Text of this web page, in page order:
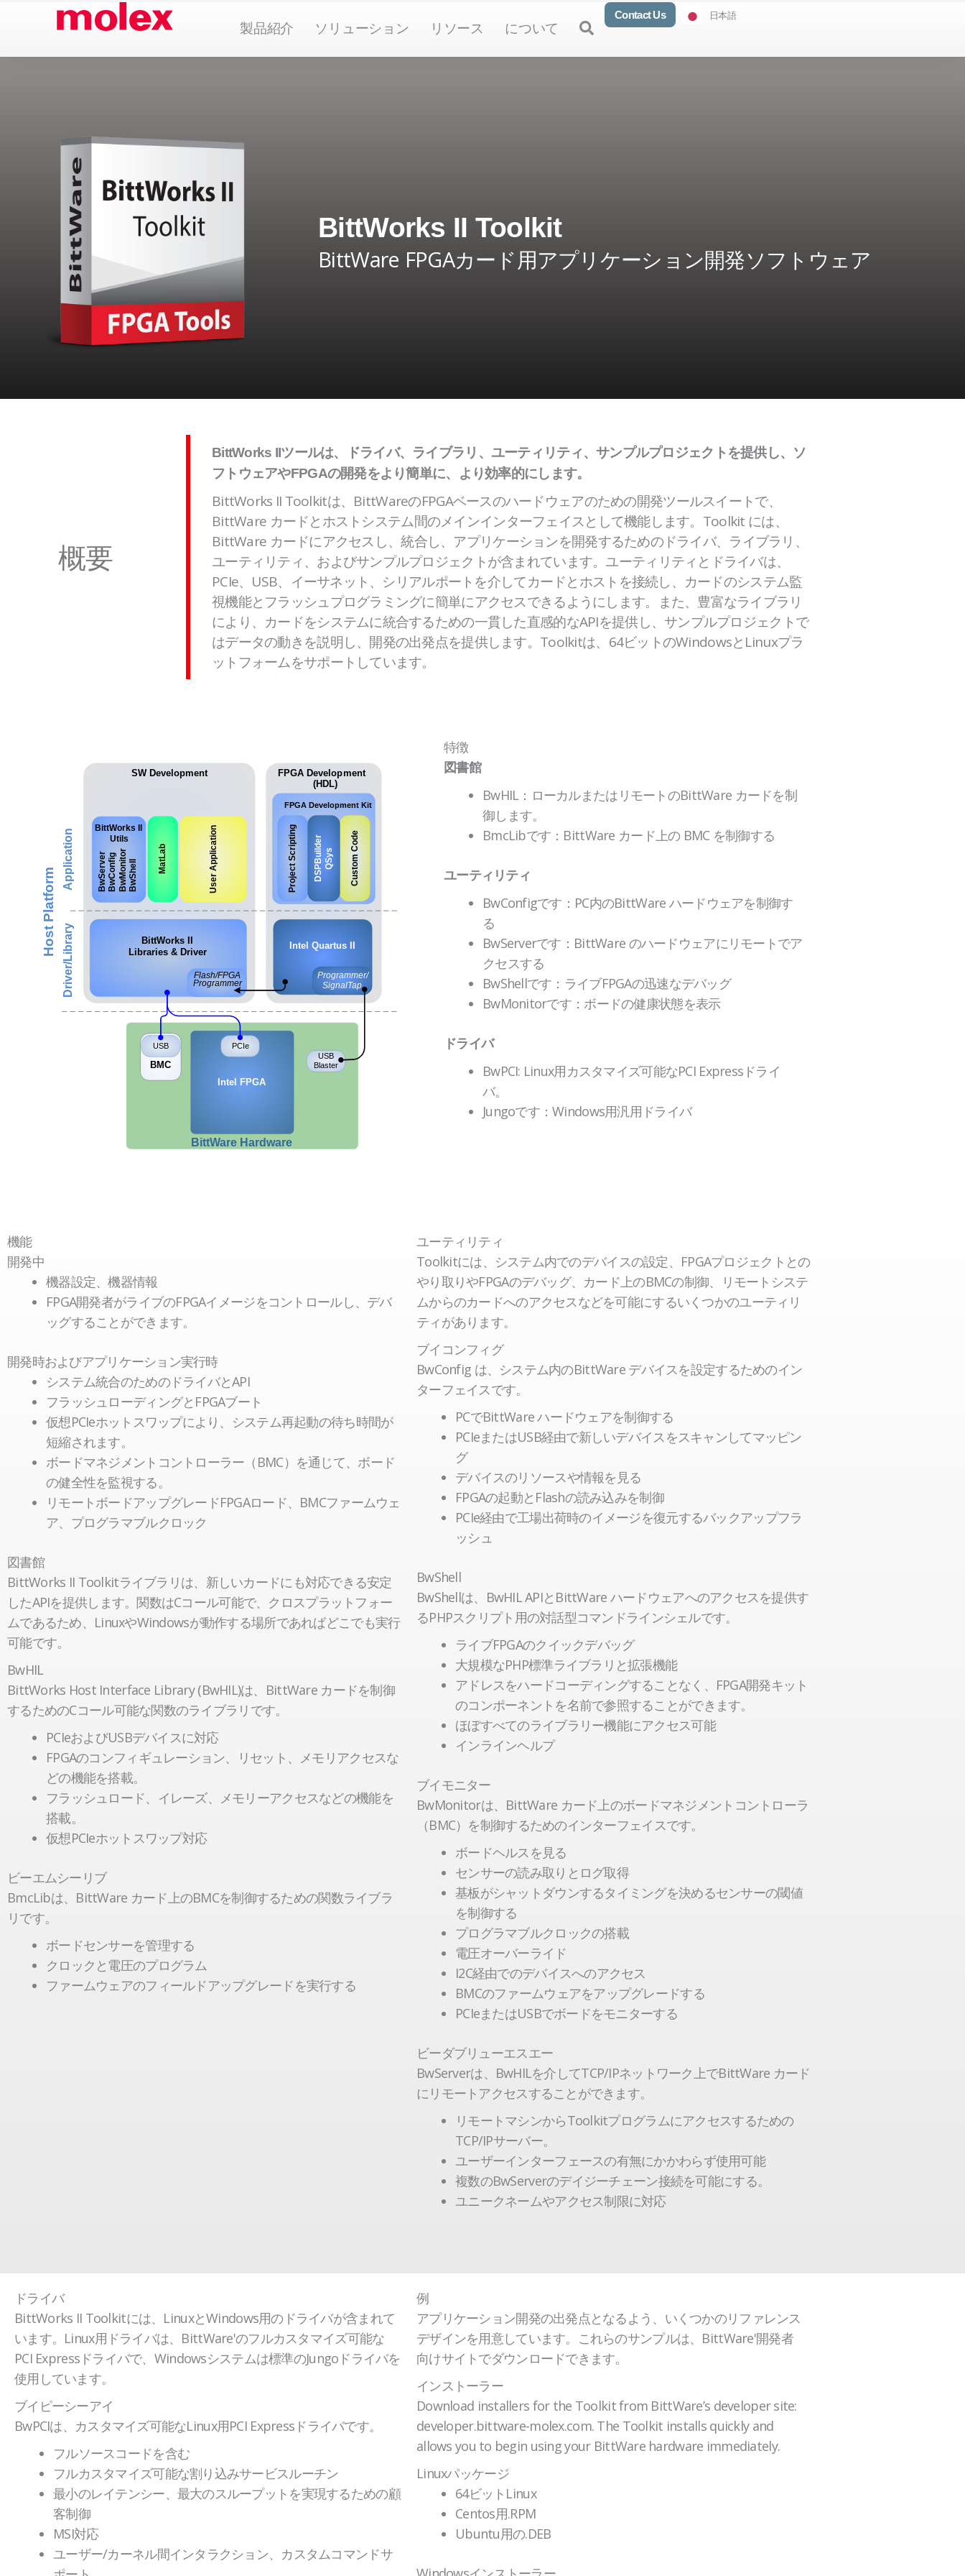
製品紹介 Open Products
ソリューション Open Solutions
リソース Open Resources
について Open About
Open
Contact Us 日本語
BittWorks II Toolkit
BittWare FPGAカード用アプリケーション開発ソフトウェア
概要
BittWorks IIツールは、ドライバ、ライブラリ、ユーティリティ、サンプルプロジェクトを提供し、ソ
フトウェアやFPGAの開発をより簡単に、より効率的にします。
BittWorks II Toolkitは、BittWareのFPGAベースのハードウェアのための開発ツールスイートで、
BittWare カードとホストシステム間のメインインターフェイスとして機能します。Toolkit には、
BittWare カードにアクセスし、統合し、アプリケーションを開発するためのドライバ、ライブラリ、
ユーティリティ、およびサンプルプロジェクトが含まれています。ユーティリティとドライバは、
PCIe、USB、イーサネット、シリアルポートを介してカードとホストを接続し、カードのシステム監
視機能とフラッシュプログラミングに簡単にアクセスできるようにします。また、豊富なライブラリ
により、カードをシステムに統合するための一貫した直感的なAPIを提供し、サンプルプロジェクトで
はデータの動きを説明し、開発の出発点を提供します。Toolkitは、64ビットのWindowsとLinuxプラ
ットフォームをサポートしています。
特徴
図書館
BwHIL：ローカルまたはリモートのBittWare カードを制
御します。
BmcLibです：BittWare カード上の BMC を制御する
ユーティリティ
BwConfigです：PC内のBittWare ハードウェアを制御す
る
BwServerです：BittWare のハードウェアにリモートでア
クセスする
BwShellです：ライブFPGAの迅速なデバッグ
BwMonitorです：ボードの健康状態を表示
ドライバ
BwPCI: Linux用カスタマイズ可能なPCI Expressドライ
バ。
Jungoです：Windows用汎用ドライバ
機能
開発中
機器設定、機器情報
FPGA開発者がライブのFPGAイメージをコントロールし、デバ
ッグすることができます。
開発時およびアプリケーション実行時
システム統合のためのドライバとAPI
フラッシュローディングとFPGAブート
仮想PCIeホットスワップにより、システム再起動の待ち時間が
短縮されます。
ボードマネジメントコントローラー（BMC）を通じて、ボード
の健全性を監視する。
リモートボードアップグレードFPGAロード、BMCファームウェ
ア、プログラマブルクロック
図書館
BittWorks II Toolkitライブラリは、新しいカードにも対応できる安定
したAPIを提供します。関数はCコール可能で、クロスプラットフォー
ムであるため、LinuxやWindowsが動作する場所であればどこでも実行
可能です。
BwHIL
BittWorks Host Interface Library (BwHIL)は、BittWare カードを制御
するためのCコール可能な関数のライブラリです。
PCIeおよびUSBデバイスに対応
FPGAのコンフィギュレーション、リセット、メモリアクセスな
どの機能を搭載。
フラッシュロード、イレーズ、メモリーアクセスなどの機能を
搭載。
仮想PCIeホットスワップ対応
ビーエムシーリブ
BmcLibは、BittWare カード上のBMCを制御するための関数ライブラ
リです。
ボードセンサーを管理する
クロックと電圧のプログラム
ファームウェアのフィールドアップグレードを実行する
空
の
見
出
し
空
の
見
出
し
ユーティリティ
Toolkitには、システム内でのデバイスの設定、FPGAプロジェクトとの
やり取りやFPGAのデバッグ、カード上のBMCの制御、リモートシステ
ムからのカードへのアクセスなどを可能にするいくつかのユーティリ
ティがあります。
ブイコンフィグ
BwConfig は、システム内のBittWare デバイスを設定するためのイン
ターフェイスです。
PCでBittWare ハードウェアを制御する
PCIeまたはUSB経由で新しいデバイスをスキャンしてマッピン
グ
デバイスのリソースや情報を見る
FPGAの起動とFlashの読み込みを制御
PCIe経由で工場出荷時のイメージを復元するバックアップフラ
ッシュ
BwShell
BwShellは、BwHIL APIとBittWare ハードウェアへのアクセスを提供す
るPHPスクリプト用の対話型コマンドラインシェルです。
ライブFPGAのクイックデバッグ
大規模なPHP標準ライブラリと拡張機能
アドレスをハードコーディングすることなく、FPGA開発キット
のコンポーネントを名前で参照することができます。
ほぼすべてのライブラリー機能にアクセス可能
インラインヘルプ
ブイモニター
BwMonitorは、BittWare カード上のボードマネジメントコントローラ
（BMC）を制御するためのインターフェイスです。
ボードヘルスを見る
センサーの読み取りとログ取得
基板がシャットダウンするタイミングを決めるセンサーの閾値
を制御する
プログラマブルクロックの搭載
電圧オーバーライド
I2C経由でのデバイスへのアクセス
BMCのファームウェアをアップグレードする
PCIeまたはUSBでボードをモニターする
ビーダブリューエスエー
BwServerは、BwHILを介してTCP/IPネットワーク上でBittWare カード
にリモートアクセスすることができます。
リモートマシンからToolkitプログラムにアクセスするための
TCP/IPサーバー。
ユーザーインターフェースの有無にかかわらず使用可能
複数のBwServerのデイジーチェーン接続を可能にする。
ユニークネームやアクセス制限に対応
ドライバ
BittWorks II Toolkitには、LinuxとWindows用のドライバが含まれて
います。Linux用ドライバは、BittWare'のフルカスタマイズ可能な
PCI Expressドライバで、Windowsシステムは標準のJungoドライバを
使用しています。
ブイピーシーアイ
BwPCIは、カスタマイズ可能なLinux用PCI Expressドライバです。
フルソースコードを含む
フルカスタマイズ可能な割り込みサービスルーチン
最小のレイテンシー、最大のスループットを実現するための顧
客制御
MSI対応
ユーザー/カーネル間インタラクション、カスタムコマンドサ
例
アプリケーション開発の出発点となるよう、いくつかのリファレンス
デザインを用意しています。これらのサンプルは、BittWare'開発者
向けサイトでダウンロードできます。
インストーラー
Download installers for the Toolkit from BittWare’s developer site:
developer.bittware-molex.com. The Toolkit installs quickly and
allows you to begin using your BittWare hardware immediately.
Linuxパッケージ
64ビットLinux
Centos用.RPM
Ubuntu用の.DEB